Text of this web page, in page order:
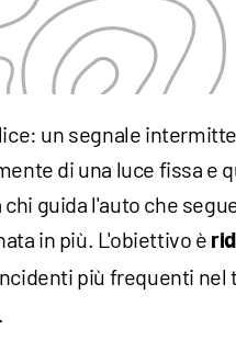
un segnale
di una luce fissa e
guida l'auto che
in più. L'obiettivo è
più frequenti nel